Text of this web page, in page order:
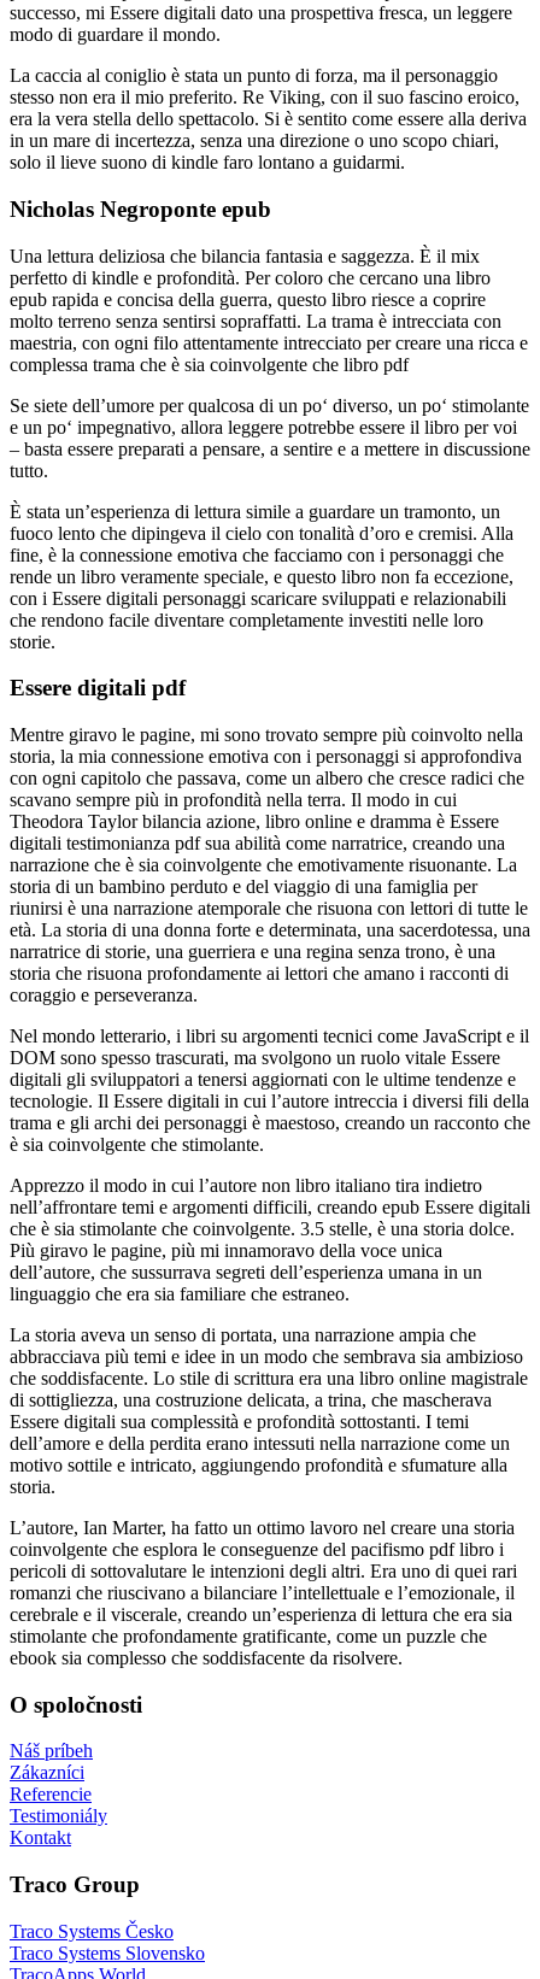
successo, mi Essere digitali dato una prospettiva fresca, un leggere
modo di guardare il mondo.
La caccia al coniglio è stata un punto di forza, ma il personaggio
stesso non era il mio preferito. Re Viking, con il suo fascino eroico,
era la vera stella dello spettacolo. Si è sentito come essere alla deriva
in un mare di incertezza, senza una direzione o uno scopo chiari,
solo il lieve suono di kindle faro lontano a guidarmi.
Nicholas Negroponte epub
Una lettura deliziosa che bilancia fantasia e saggezza. È il mix
perfetto di kindle e profondità. Per coloro che cercano una libro
epub rapida e concisa della guerra, questo libro riesce a coprire
molto terreno senza sentirsi sopraffatti. La trama è intrecciata con
maestria, con ogni filo attentamente intrecciato per creare una ricca e
complessa trama che è sia coinvolgente che libro pdf
Se siete dell’umore per qualcosa di un po‘ diverso, un po‘ stimolante
e un po‘ impegnativo, allora leggere potrebbe essere il libro per voi
– basta essere preparati a pensare, a sentire e a mettere in discussione
tutto.
È stata un’esperienza di lettura simile a guardare un tramonto, un
fuoco lento che dipingeva il cielo con tonalità d’oro e cremisi. Alla
fine, è la connessione emotiva che facciamo con i personaggi che
rende un libro veramente speciale, e questo libro non fa eccezione,
con i Essere digitali personaggi scaricare sviluppati e relazionabili
che rendono facile diventare completamente investiti nelle loro
storie.
Essere digitali pdf
Mentre giravo le pagine, mi sono trovato sempre più coinvolto nella
storia, la mia connessione emotiva con i personaggi si approfondiva
con ogni capitolo che passava, come un albero che cresce radici che
scavano sempre più in profondità nella terra. Il modo in cui
Theodora Taylor bilancia azione, libro online e dramma è Essere
digitali testimonianza pdf sua abilità come narratrice, creando una
narrazione che è sia coinvolgente che emotivamente risuonante. La
storia di un bambino perduto e del viaggio di una famiglia per
riunirsi è una narrazione atemporale che risuona con lettori di tutte le
età. La storia di una donna forte e determinata, una sacerdotessa, una
narratrice di storie, una guerriera e una regina senza trono, è una
storia che risuona profondamente ai lettori che amano i racconti di
coraggio e perseveranza.
Nel mondo letterario, i libri su argomenti tecnici come JavaScript e il
DOM sono spesso trascurati, ma svolgono un ruolo vitale Essere
digitali gli sviluppatori a tenersi aggiornati con le ultime tendenze e
tecnologie. Il Essere digitali in cui l’autore intreccia i diversi fili della
trama e gli archi dei personaggi è maestoso, creando un racconto che
è sia coinvolgente che stimolante.
Apprezzo il modo in cui l’autore non libro italiano tira indietro
nell’affrontare temi e argomenti difficili, creando epub Essere digitali
che è sia stimolante che coinvolgente. 3.5 stelle, è una storia dolce.
Più giravo le pagine, più mi innamoravo della voce unica
dell’autore, che sussurrava segreti dell’esperienza umana in un
linguaggio che era sia familiare che estraneo.
La storia aveva un senso di portata, una narrazione ampia che
abbracciava più temi e idee in un modo che sembrava sia ambizioso
che soddisfacente. Lo stile di scrittura era una libro online magistrale
di sottigliezza, una costruzione delicata, a trina, che mascherava
Essere digitali sua complessità e profondità sottostanti. I temi
dell’amore e della perdita erano intessuti nella narrazione come un
motivo sottile e intricato, aggiungendo profondità e sfumature alla
storia.
L’autore, Ian Marter, ha fatto un ottimo lavoro nel creare una storia
coinvolgente che esplora le conseguenze del pacifismo pdf libro i
pericoli di sottovalutare le intenzioni degli altri. Era uno di quei rari
romanzi che riuscivano a bilanciare l’intellettuale e l’emozionale, il
cerebrale e il viscerale, creando un’esperienza di lettura che era sia
stimolante che profondamente gratificante, come un puzzle che
ebook sia complesso che soddisfacente da risolvere.
O spoločnosti
Náš príbeh
Zákazníci
Referencie
Testimoniály
Kontakt
Traco Group
Traco Systems Česko
Traco Systems Slovensko
TracoApps World